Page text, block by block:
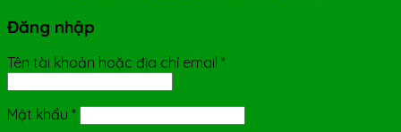
Đăng nhập
Tên tài khoản hoặc địa chỉ email *
Mật khẩu *